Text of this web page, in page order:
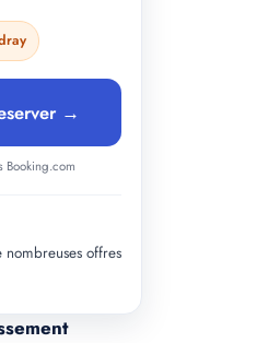
→
Booking.com
offres